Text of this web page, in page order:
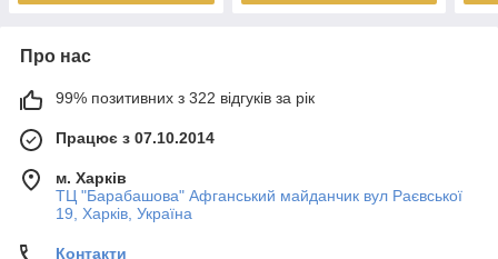
Про нас
99% позитивних з 322 відгуків за рік
Працює з 07.10.2014
м. Харків
ТЦ "Барабашова" Афганський майданчик вул Раєвської
19, Харків, Україна
Контакти